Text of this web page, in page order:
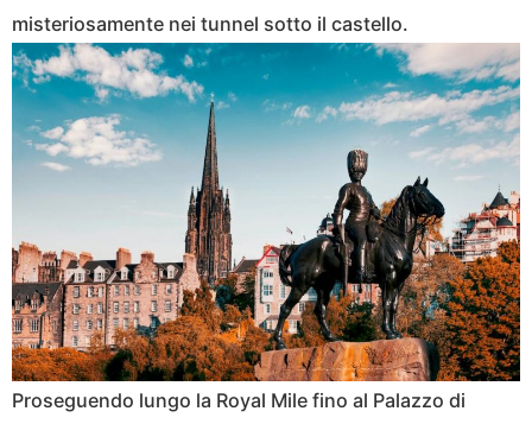
misteriosamente nei tunnel sotto il castello.
Proseguendo lungo la Royal Mile fino al Palazzo di